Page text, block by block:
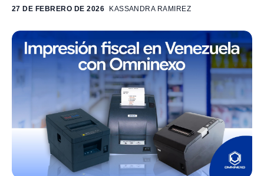
27 DE FEBRERO DE 2026 KASSANDRA RAMIREZ